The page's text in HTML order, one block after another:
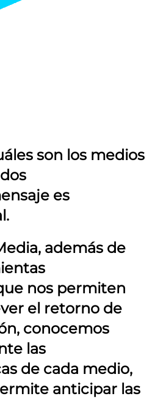
son los medios
es
, además de
nos permiten
el retorno de
conocemos
las
de cada medio,
anticipar las